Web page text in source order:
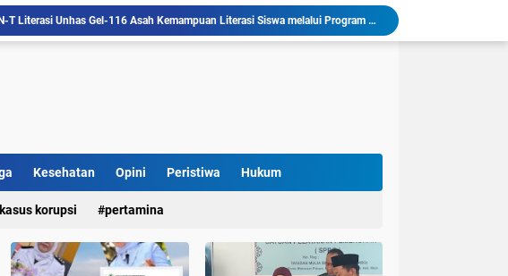
Mahasiswa KKN-T Literasi Unhas Laksanakan Kunjungan Literasi ke Rumah Baca Lo’mo Topejawa Bersama Siswa UPT SDN 66 Kajang
KKN-T Literasi Desa Topejawa Kelola dan Hias Rumah Baca, Upaya Hadirkan Ruang Literasi Menarik
Lansia "Malolo Pulana" Kecamatan Keera Mewisuda 31 Lansia
Kesehatan Opini Peristiwa Hukum
korupsi pertamina